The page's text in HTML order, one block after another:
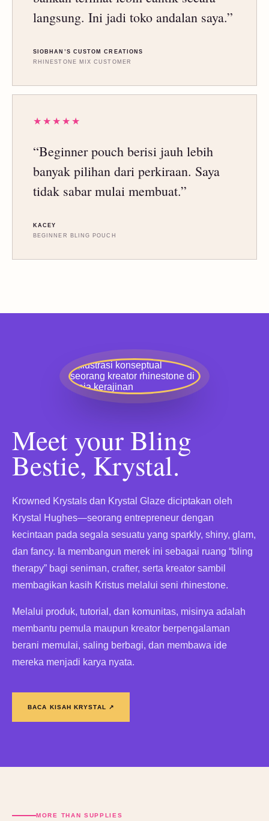
langsung. Ini jadi toko andalan saya.”
SIOBHAN’S CUSTOM CREATIONS
RHINESTONE MIX CUSTOMER
★★★★★
“Beginner pouch berisi jauh lebih
banyak pilihan dari perkiraan. Saya
tidak sabar mulai membuat.”
KACEY
BEGINNER BLING POUCH
Meet your Bling
Bestie, Krystal.
Krowned Krystals dan Krystal Glaze diciptakan oleh
Krystal Hughes—seorang entrepreneur dengan
kecintaan pada segala sesuatu yang sparkly, shiny, glam,
dan fancy. Ia membangun merek ini sebagai ruang “bling
therapy” bagi seniman, crafter, serta kreator sambil
membagikan kasih Kristus melalui seni rhinestone.
Melalui produk, tutorial, dan komunitas, misinya adalah
membantu pemula maupun kreator berpengalaman
berani memulai, saling berbagi, dan membawa ide
mereka menjadi karya nyata.
BACA KISAH KRYSTAL ↗
MORE THAN SUPPLIES